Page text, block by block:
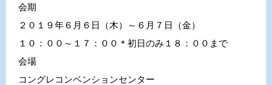
会期
２０１９年６月６日（木）～６月７日（金）
１０：００～１７：００＊初日のみ１８：００まで
会場
コングレコンベンションセンター